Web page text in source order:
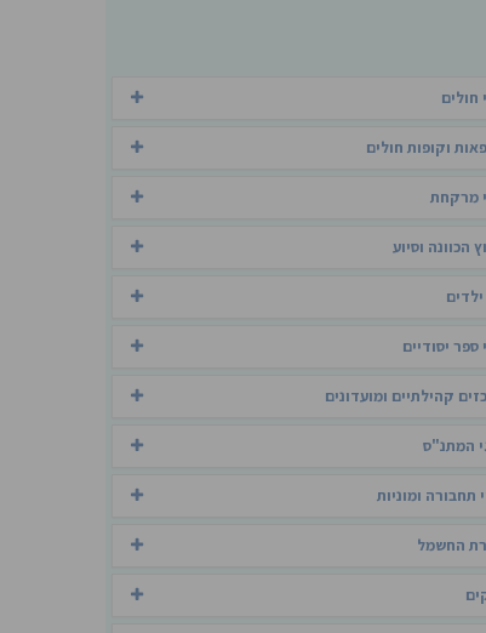
חולים
וקופות חולים
מרקחת
הכוונה וסיוע
ילדים
ספר יסודיים
קהילתיים ומועדונים
המתנ"ס
תחבורה ומוניות
החשמל